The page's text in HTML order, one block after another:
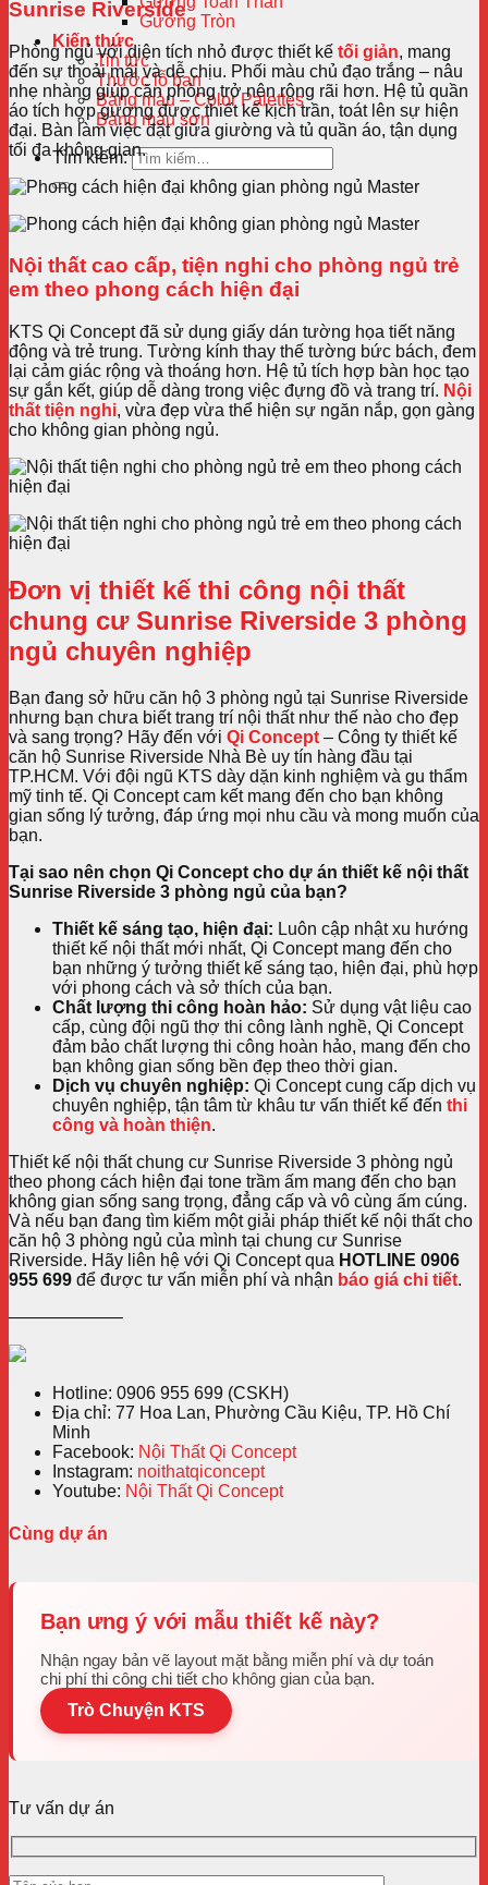
Gương Tròn
Kiến thức
Tin tức
Thước lỗ ban
Bảng màu – Color Palettes
Bảng màu sơn
Tìm kiếm:
Sunrise Riverside
Phòng ngủ với diện tích nhỏ được thiết kế tối giản, mang
đến sự thoải mái và dễ chịu. Phối màu chủ đạo trắng – nâu
nhẹ nhàng giúp căn phòng trở nên rộng rãi hơn. Hệ tủ quần
áo tích hợp gương được thiết kế kịch trần, toát lên sự hiện
đại. Bàn làm việc đặt giữa giường và tủ quần áo, tận dụng
tối đa không gian.
Nội thất cao cấp, tiện nghi cho phòng ngủ trẻ
em theo phong cách hiện đại
KTS Qi Concept đã sử dụng giấy dán tường họa tiết năng
động và trẻ trung. Tường kính thay thế tường bức bách, đem
lại cảm giác rộng và thoáng hơn. Hệ tủ tích hợp bàn học tạo
sự gắn kết, giúp dễ dàng trong việc đựng đồ và trang trí. Nội
thất tiện nghi, vừa đẹp vừa thể hiện sự ngăn nắp, gọn gàng
cho không gian phòng ngủ.
Đơn vị thiết kế thi công nội thất
chung cư Sunrise Riverside 3 phòng
ngủ chuyên nghiệp
Bạn đang sở hữu căn hộ 3 phòng ngủ tại Sunrise Riverside
nhưng bạn chưa biết trang trí nội thất như thế nào cho đẹp
và sang trọng? Hãy đến với Qi Concept – Công ty thiết kế
căn hộ Sunrise Riverside Nhà Bè uy tín hàng đầu tại
TP.HCM. Với đội ngũ KTS dày dặn kinh nghiệm và gu thẩm
mỹ tinh tế. Qi Concept cam kết mang đến cho bạn không
gian sống lý tưởng, đáp ứng mọi nhu cầu và mong muốn của
bạn.
Tại sao nên chọn Qi Concept cho dự án thiết kế nội thất
Sunrise Riverside 3 phòng ngủ của bạn?
Thiết kế sáng tạo, hiện đại: Luôn cập nhật xu hướng
thiết kế nội thất mới nhất, Qi Concept mang đến cho
bạn những ý tưởng thiết kế sáng tạo, hiện đại, phù hợp
với phong cách và sở thích của bạn.
Chất lượng thi công hoàn hảo: Sử dụng vật liệu cao
cấp, cùng đội ngũ thợ thi công lành nghề, Qi Concept
đảm bảo chất lượng thi công hoàn hảo, mang đến cho
bạn không gian sống bền đẹp theo thời gian.
Dịch vụ chuyên nghiệp: Qi Concept cung cấp dịch vụ
chuyên nghiệp, tận tâm từ khâu tư vấn thiết kế đến thi
công và hoàn thiện.
Thiết kế nội thất chung cư Sunrise Riverside 3 phòng ngủ
theo phong cách hiện đại tone trầm ấm mang đến cho bạn
không gian sống sang trọng, đẳng cấp và vô cùng ấm cúng.
Và nếu bạn đang tìm kiếm một giải pháp thiết kế nội thất cho
căn hộ 3 phòng ngủ của mình tại chung cư Sunrise
Riverside. Hãy liên hệ với Qi Concept qua HOTLINE 0906
955 699 để được tư vấn miễn phí và nhận báo giá chi tiết.
——————–
Hotline: 0906 955 699 (CSKH)
Địa chỉ: 77 Hoa Lan, Phường Cầu Kiệu, TP. Hồ Chí
Minh
Facebook: Nội Thất Qi Concept
Instagram: noithatqiconcept
Youtube: Nội Thất Qi Concept
Cùng dự án
Bạn ưng ý với mẫu thiết kế này?
Nhận ngay bản vẽ layout mặt bằng miễn phí và dự toán
chi phí thi công chi tiết cho không gian của bạn.
Trò Chuyện KTS
Tư vấn dự án